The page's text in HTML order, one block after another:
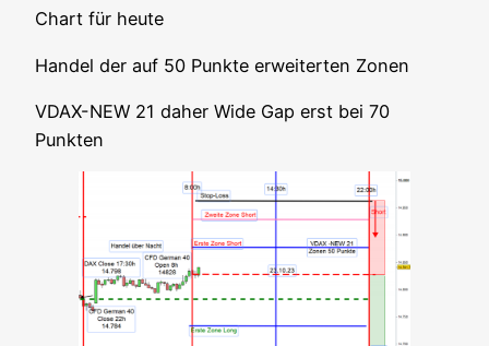
Chart für heute
Han­del der auf 50 Punk­te erwei­ter­ten Zonen
VDAX-NEW 21 daher Wide Gap erst bei 70
Punkten